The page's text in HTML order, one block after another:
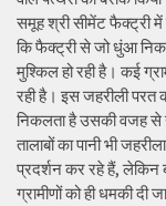
समूह श्री सीमेंट फैक्ट्री में
कि फैक्ट्री से जो धुंआ
मुश्किल हो रही है। कई
रही है। इस जहरीली परत
निकलता है उसकी वजह
तालाबों का पानी भी
प्रदर्शन कर रहे हैं, लेकिन
ग्रामीणों को ही धमकी